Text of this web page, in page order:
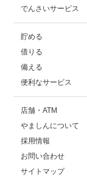
でんさいサービス
貯める
借りる
備える
便利なサービス
店舗・ATM
やましんについて
採用情報
お問い合わせ
サイトマップ